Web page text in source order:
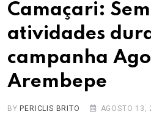
Camaçari:
atividades
campanha
Arembepe
BY PERICLIS BRITO AGOSTO 13,